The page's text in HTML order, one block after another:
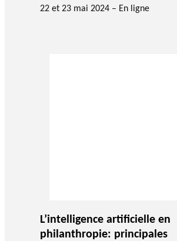
22 et 23 mai 2024 – En ligne
L’intelligence artificielle en
philanthropie: principales